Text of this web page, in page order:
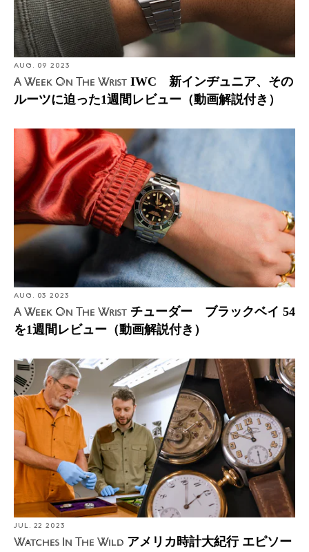
AUG. 09 2023
A Week On The Wrist IWC 新インヂュニア、その
ルーツに迫った1週間レビュー（動画解説付き）
AUG. 03 2023
A Week On The Wrist チューダー ブラックベイ 54
を1週間レビュー（動画解説付き）
JUL. 22 2023
Watches In The Wild アメリカ時計大紀行 エピソー